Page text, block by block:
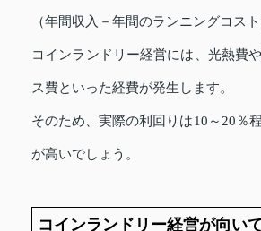
（年間収入－年間のランニングコス
コインランドリー経営には、光熱費
ス費といった経費が発生します。
そのため、実際の利回りは10～20％
が高いでしょう。
コインランドリー経営が向い